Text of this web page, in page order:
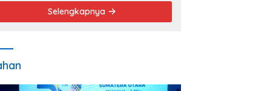
Berakhir
Selengkapnya